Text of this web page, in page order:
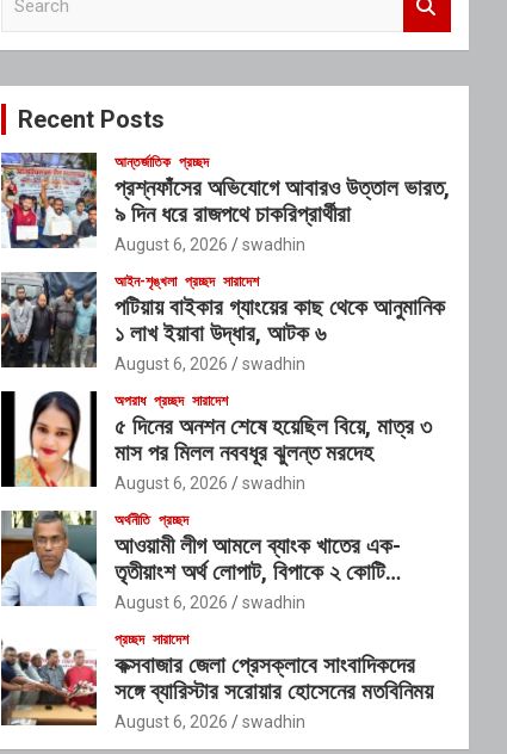
c
Recent Posts
আন্তর্জাতিক প্রচ্ছদ
প্রশ্নফাঁসের অভিযোগে আবারও উত্তাল ভারত,
৯ দিন ধরে রাজপথে চাকরিপ্রার্থীরা
August 6, 2026 swadhin
আইন-শৃঙ্খলা প্রচ্ছদ সারাদেশ
পটিয়ায় বাইকার গ্যাংয়ের কাছ থেকে আনুমানিক
১ লাখ ইয়াবা উদ্ধার, আটক ৬
August 6, 2026 swadhin
অপরাধ প্রচ্ছদ সারাদেশ
৫ দিনের অনশন শেষে হয়েছিল বিয়ে, মাত্র ৩
মাস পর মিলল নববধূর ঝুলন্ত মরদেহ
August 6, 2026 swadhin
অর্থনীতি প্রচ্ছদ
আওয়ামী লীগ আমলে ব্যাংক খাতের এক-
তৃতীয়াংশ অর্থ লোপাট, বিপাকে ২ কোটি
আমানতকারী: গভর্নর
August 6, 2026 swadhin
প্রচ্ছদ সারাদেশ
কক্সবাজার জেলা প্রেসক্লাবে সাংবাদিকদের
সঙ্গে ব্যারিস্টার সরোয়ার হোসেনের মতবিনিময়
August 6, 2026 swadhin